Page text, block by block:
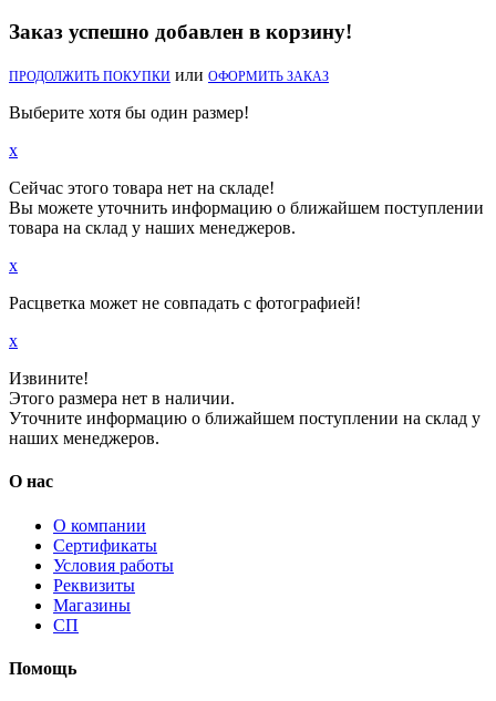
Заказ успешно добавлен в корзину!
ПРОДОЛЖИТЬ ПОКУПКИ или ОФОРМИТЬ ЗАКАЗ
Выберите хотя бы один размер!
x
Сейчас этого товара нет на складе!
Вы можете уточнить информацию о ближайшем поступлении
товара на склад у наших менеджеров.
x
Расцветка может не совпадать с фотографией!
x
Извините!
Этого размера нет в наличии.
Уточните информацию о ближайшем поступлении на склад у
наших менеджеров.
О нас
О компании
Сертификаты
Условия работы
Реквизиты
Магазины
СП
Помощь